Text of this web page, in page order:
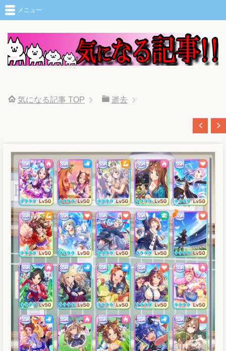
メニュー
気になる記事 TOP 逝去